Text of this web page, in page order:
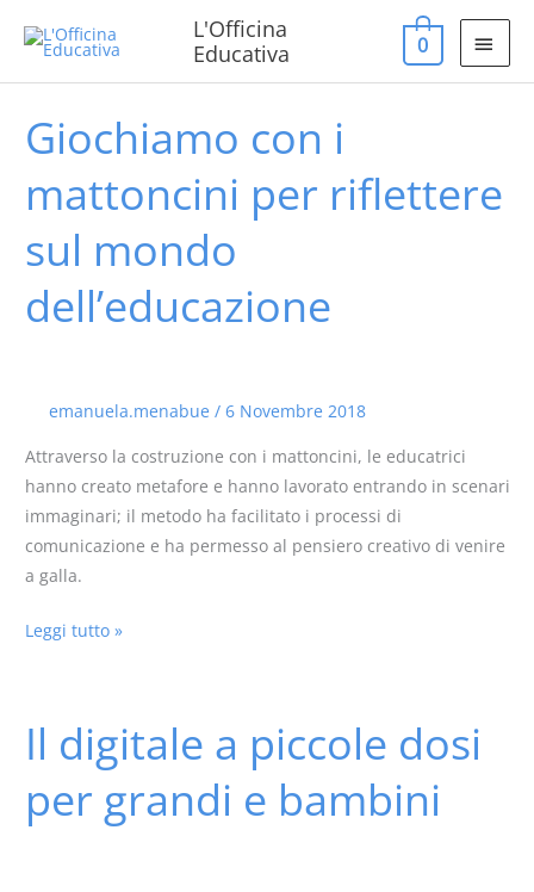
L'Officina
Educativa
0
Giochiamo con i
mattoncini per riflettere
sul mondo
dell’educazione
emanuela.menabue / 6 Novembre 2018
Attraverso la costruzione con i mattoncini, le educatrici
hanno creato metafore e hanno lavorato entrando in scenari
immaginari; il metodo ha facilitato i processi di
comunicazione e ha permesso al pensiero creativo di venire
a galla.
Giochiamo
con
mattoncini
per
riflettere
sul
Leggi tutto »
Il digitale a piccole dosi
per grandi e bambini
Il
digitale
a
piccole